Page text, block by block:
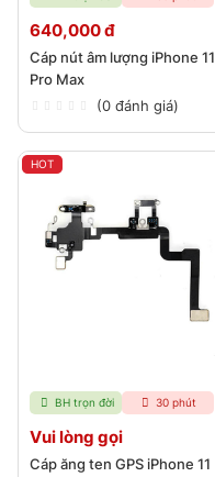
640,000 đ
Cáp nút âm lượng iPhone 11
Pro Max
(0 đánh giá)
HOT
BH trọn đời 30 phút
Vui lòng gọi
Cáp ăng ten GPS iPhone 11